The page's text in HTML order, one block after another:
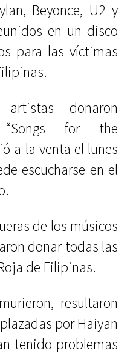
Beyonce, U2 y
en un disco
para las víctimas
donaron
for the
a la venta el lunes
escucharse en el
de los músicos
donar todas las
de Filipinas.
resultaron
por Haiyan
tenido problemas